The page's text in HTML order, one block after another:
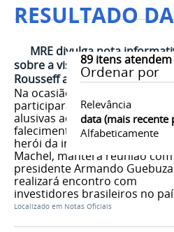
RESULTADO
89itens atendem
Ordenar por
Relevância
data (mais recente
Alfabeticamente
MRE divulga nota
sobre a visita da Presidenta
Rousseff a Maputo -
Na ocasião, a Presidenta
participará das cerimônias
alusivas aos 25 anos do
falecimento do ex-presidente e
herói da independência,
Machel, manterá reunião
presidente Armando
realizará encontro com
investidores brasileiros no
Localizado em Notas Oficiais